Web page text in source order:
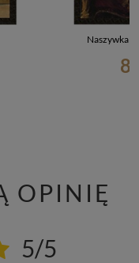
Naszywka
OPINIĘ
5/5